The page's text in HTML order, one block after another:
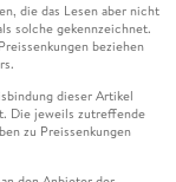
die das Lesen aber nicht
solche gekennzeichnet.
beziehen
dieser Artikel
Die jeweils zutreffende
zu Preissenkungen